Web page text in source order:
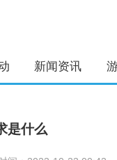
新闻资讯
是什么